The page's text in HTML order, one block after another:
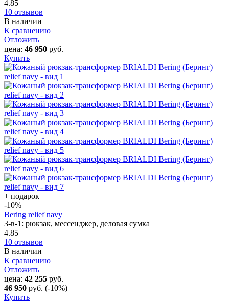
4.85
10 отзывов
В наличии
К сравнению
Отложить
цена: 46 950 руб.
Купить
+ подарок
-10%
Bering relief navy
3-в-1: рюкзак, мессенджер, деловая сумка
4.85
10 отзывов
В наличии
К сравнению
Отложить
цена: 42 255 руб.
46 950 руб. (-10%)
Купить